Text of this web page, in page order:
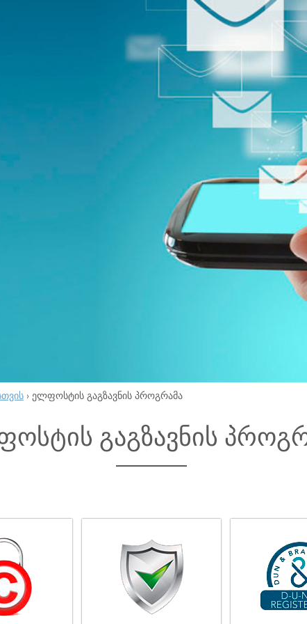
› ელფოსტის გაგზავნის პროგრამა
გაგზავნის